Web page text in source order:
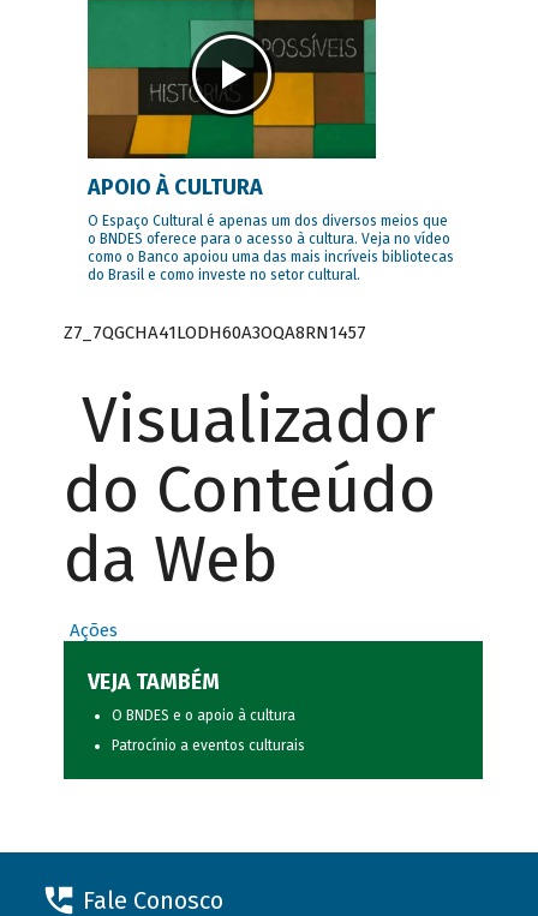
APOIO À CULTURA
O Espaço Cultural é apenas um dos diversos meios que
o BNDES oferece para o acesso à cultura. Veja no vídeo
como o Banco apoiou uma das mais incríveis bibliotecas
do Brasil e como investe no setor cultural.
Z7_7QGCHA41LODH60A3OQA8RN1457
Visualizador
do Conteúdo
da Web
Ações
VEJA TAMBÉM
O BNDES e o apoio à cultura
Patrocínio a eventos culturais
Fale Conosco